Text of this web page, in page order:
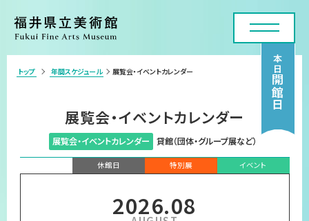
本日
開館日
展覧会
年間スケジュール
各種申請・実技講座
トップ 年間スケジュール 展覧会・イベントカレンダー
展覧会・イベントカレンダー
展覧会・イベントカレンダー 貸館（団体・グループ展など）
休館日 特別展 イベント
2026.08